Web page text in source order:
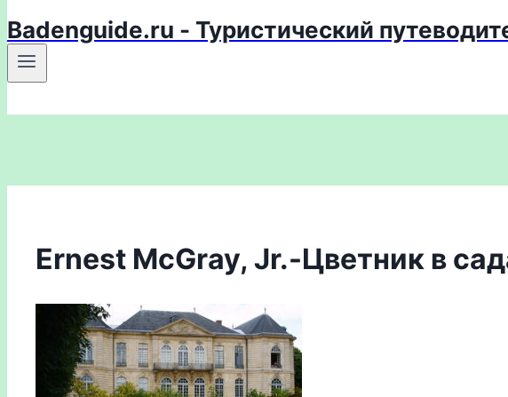
Badenguide.ru - Туристический
Ernest McGray, Jr.-Цветник в